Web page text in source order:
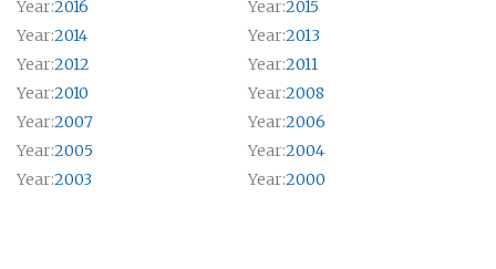
Year:2016 Year:2015
Year:2014 Year:2013
Year:2012 Year:2011
Year:2010 Year:2008
Year:2007 Year:2006
Year:2005 Year:2004
Year:2003 Year:2000